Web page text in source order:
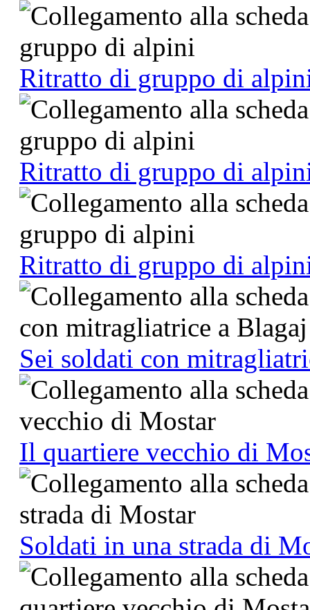
Ritratto di gruppo di
Ritratto di gruppo di
Ritratto di gruppo di
Sei soldati con
Il quartiere vecchio di
Soldati in una strada di